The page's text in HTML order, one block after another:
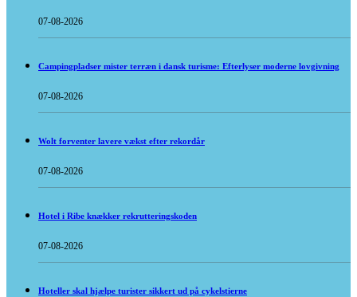
07-08-2026
Campingpladser mister terræn i dansk turisme: Efterlyser moderne lovgivning
07-08-2026
Wolt forventer lavere vækst efter rekordår
07-08-2026
Hotel i Ribe knækker rekrutteringskoden
07-08-2026
Hoteller skal hjælpe turister sikkert ud på cykelstierne